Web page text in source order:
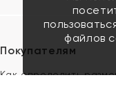
Покупателям
Как определить
файлов